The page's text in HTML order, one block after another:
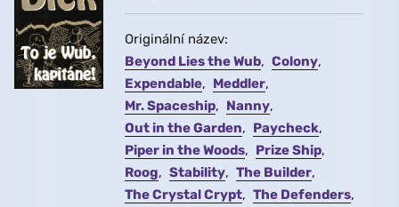
Originální název:
Beyond Lies the Wub
Colony
Expendable
Meddler
Mr. Spaceship
Nanny
Out in the Garden
Paycheck
Piper in the Woods
Prize Ship
Roog
Stability
The Builder
The Crystal Crypt
The Defenders